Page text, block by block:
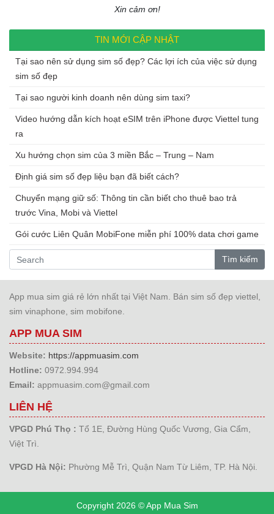
Xin cảm ơn!
TIN MỚI CẬP NHẬT
Tại sao nên sử dụng sim số đẹp? Các lợi ích của việc sử dụng
sim số đẹp
Tại sao người kinh doanh nên dùng sim taxi?
Video hướng dẫn kích hoạt eSIM trên iPhone được Viettel tung
ra
Xu hướng chọn sim của 3 miền Bắc – Trung – Nam
Định giá sim số đẹp liệu bạn đã biết cách?
Chuyển mạng giữ số: Thông tin cần biết cho thuê bao trả
trước Vina, Mobi và Viettel
Gói cước Liên Quân MobiFone miễn phí 100% data chơi game
Tìm kiếm
App mua sim giá rẻ lớn nhất tại Việt Nam. Bán sim số đẹp viettel,
sim vinaphone, sim mobifone.
APP MUA SIM
Website: https://appmuasim.com
Hotline: 0972.994.994
Email: appmuasim.com@gmail.com
LIÊN HỆ
VPGD Phú Thọ : Tổ 1E, Đường Hùng Quốc Vương, Gia Cẩm,
Việt Trì.
VPGD Hà Nội: Phường Mễ Trì, Quận Nam Từ Liêm, TP. Hà Nội.
Copyright 2026 © App Mua Sim